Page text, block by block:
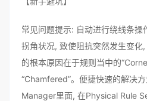
常见问题提示: 自动进行绕线条操
拐角状况, 致使阻抗突然发生变化
的根本原因在于规则当中的
“Chamfered”。便捷快速的解决
Manager里面, 在Physical Rule